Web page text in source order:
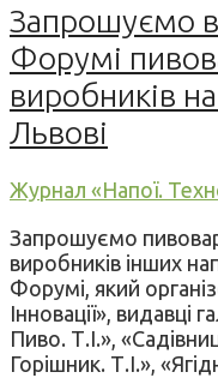
Запрошуємо
Форумі
виробників
Львові
Журнал «Напої.
Запрошуємо
виробників інших
Форумі, який
Інновації», видавці
Пиво. Т.І.»,
Горішник. Т.І.»,